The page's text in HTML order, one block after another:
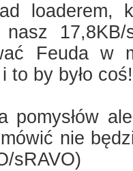
loaderem,
nasz
Feuda
to by było coś!
pomysłów
nie
sRAVO)